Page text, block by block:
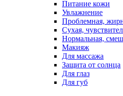
Питание кожи
Увлажнение
Проблемная,
Сухая,
Нормальная,
Макияж
Для массажа
Защита от солнца
Для глаз
Для губ